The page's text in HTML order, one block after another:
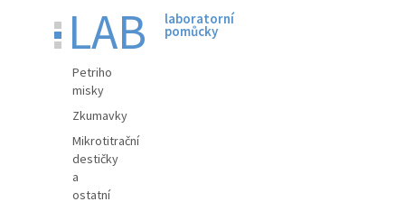
LAB laboratorní
pomůcky
Petriho
misky
Zkumavky
Mikrotitrační
destičky
a
ostatní